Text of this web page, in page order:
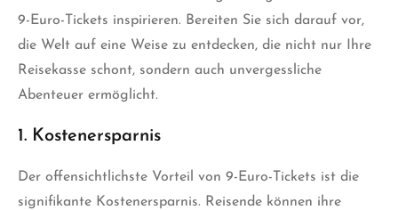
9-Euro-Tickets inspirieren. Bereiten Sie sich darauf vor,
die Welt auf eine Weise zu entdecken, die nicht nur Ihre
Reisekasse schont, sondern auch unvergessliche
Abenteuer ermöglicht.
1. Kostenersparnis
Der offensichtlichste Vorteil von 9-Euro-Tickets ist die
signifikante Kostenersparnis. Reisende können ihre